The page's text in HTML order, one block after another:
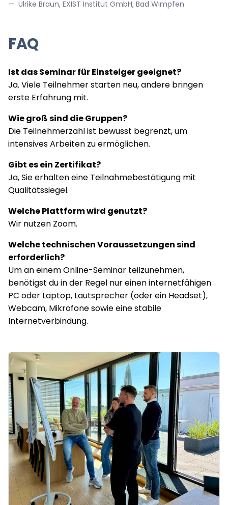
Ulrike Braun, EXIST Institut GmbH, Bad Wimpfen
FAQ
Ist das Seminar für Einsteiger geeignet?
Ja. Viele Teilnehmer starten neu, andere bringen
erste Erfahrung mit.
Wie groß sind die Gruppen?
Die Teilnehmerzahl ist bewusst begrenzt, um
intensives Arbeiten zu ermöglichen.
Gibt es ein Zertifikat?
Ja, Sie erhalten eine Teilnahmebestätigung mit
Qualitätssiegel.
Welche Plattform wird genutzt?
Wir nutzen Zoom.
Welche technischen Voraussetzungen sind
erforderlich?
Um an einem Online-Seminar teilzunehmen,
benötigst du in der Regel nureinen internetfähigen
PC oder Laptop, Lautsprecher (oder ein Headset),
Webcam, Mikrofone sowie eine stabile
Internetverbindung.